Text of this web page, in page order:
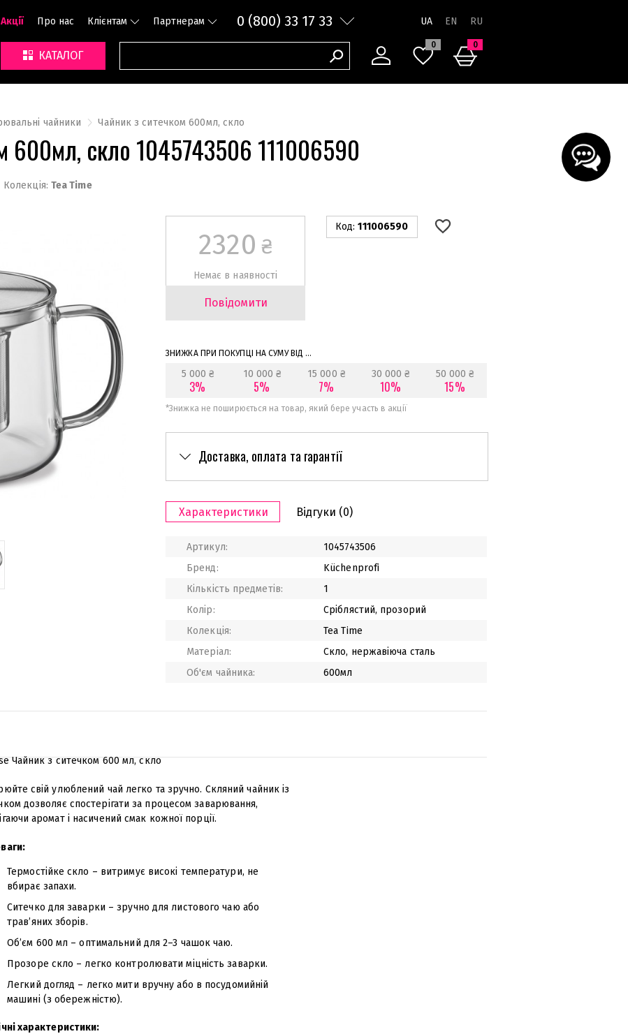
Акції Про нас Клієнтам Партнерам 0 (800) 33 17 33 UA
КАТАЛОГ
0 0
чайники Чайник з ситечком 600мл, скло
600мл, скло 1045743506 111006590
Колекція: Tea Time
2320 ₴
Немає в наявності
Повідомити
Код: 111006590
ЗНИЖКА ПРИ ПОКУПЦІ НА СУМУ ВІД ...
5 000 ₴
3%
10 000 ₴
5%
15 000 ₴
7%
30 000 ₴
10%
50 000 ₴
15%
*Знижка не поширюється на товар, який бере участь в акції
Доставка, оплата та гарантії
Характеристики Відгуки (0)
Артикул:
1045743506
Бренд:
Küchenprofi
Кількість предметів:
1
Колір:
Сріблястий, прозорий
Колекція:
Tea Time
Матеріал:
Скло, нержавіюча сталь
Об'єм чайника:
600мл
Чайник з ситечком 600 мл, скло
свій улюблений чай легко та зручно. Скляний чайник із
дозволяє спостерігати за процесом заварювання,
аромат і насичений смак кожної порції.
Термостійке скло – витримує високі температури, не
вбирає запахи.
Ситечко для заварки – зручно для листового чаю або
трав’яних зборів.
Об’єм 600 мл – оптимальний для 2–3 чашок чаю.
Прозоре скло – легко контролювати міцність заварки.
Легкий догляд – легко мити вручну або в посудомийній
машині (з обережністю).
характеристики: